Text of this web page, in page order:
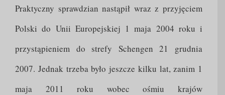
Praktyczny sprawdzian nastąpił wraz z przyjęciem
Polski do Unii Europejskiej 1 maja 2004 roku i
przystąpieniem do strefy Schengen 21 grudnia
2007. Jednak trzeba było jeszcze kilku lat, zanim 1
maja 2011 roku wobec ośmiu krajów